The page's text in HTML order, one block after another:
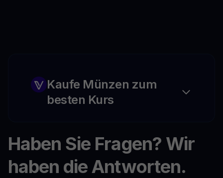
Kaufe Münzen zum
besten Kurs
Haben Sie Fragen? Wir
haben die Antworten.